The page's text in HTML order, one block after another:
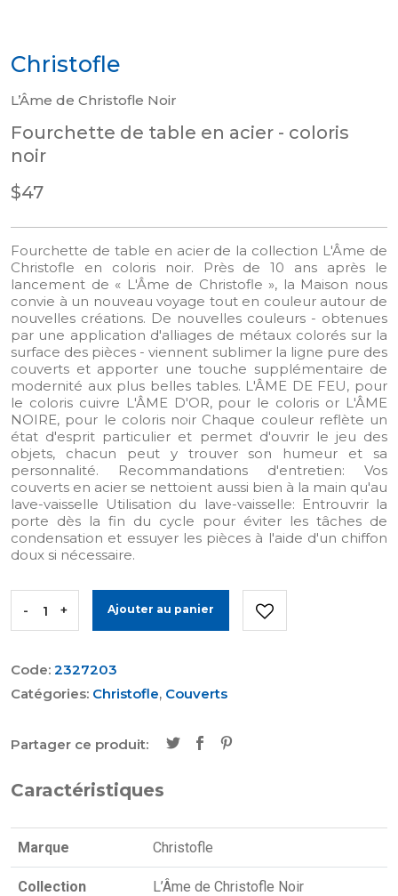
Christofle
L’Âme de Christofle Noir
Fourchette de table en acier - coloris
noir
$47
Fourchette de table en acier de la collection L'Âme de
Christofle en coloris noir. Près de 10 ans après le
lancement de « L'Âme de Christofle », la Maison nous
convie à un nouveau voyage tout en couleur autour de
nouvelles créations. De nouvelles couleurs - obtenues
par une application d'alliages de métaux colorés sur la
surface des pièces - viennent sublimer la ligne pure des
couverts et apporter une touche supplémentaire de
modernité aux plus belles tables. L'ÂME DE FEU, pour
le coloris cuivre L'ÂME D'OR, pour le coloris or L'ÂME
NOIRE, pour le coloris noir Chaque couleur reflète un
état d'esprit particulier et permet d'ouvrir le jeu des
objets, chacun peut y trouver son humeur et sa
personnalité. Recommandations d'entretien: Vos
couverts en acier se nettoient aussi bien à la main qu'au
lave-vaisselle Utilisation du lave-vaisselle: Entrouvrir la
porte dès la fin du cycle pour éviter les tâches de
condensation et essuyer les pièces à l'aide d'un chiffon
doux si nécessaire.
- + Ajouter au panier
Code: 2327203
Catégories: Christofle, Couverts
Partager ce produit:
Caractéristiques
Marque Christofle
Collection L’Âme de Christofle Noir